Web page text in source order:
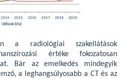
radiológiai szakellátások
értéke fokozatosan
Bár az emelkedés mindegyik
a leghangsúlyosabb a CT és az